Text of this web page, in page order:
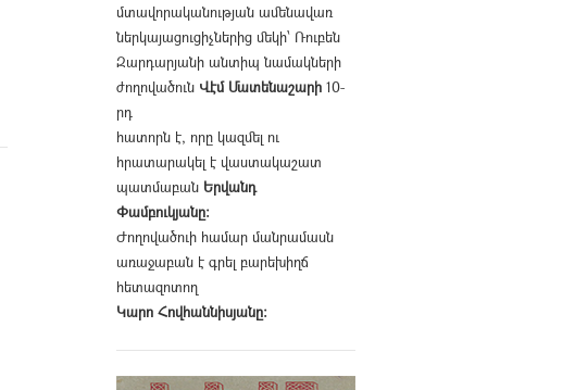
մտավորականության ամենավառ
ներկայացուցիչներից մեկի՝ Ռուբեն
Զարդարյանի անտիպ նամակների
ժողովածուն Վէմ Մատենաշարի 10-
րդ
հատորն է, որը կազմել ու
հրատարակել է վաստակաշատ
պատմաբան Երվանդ
Փամբուկյանը։
Ժողովածուի համար մանրամասն
առաջաբան է գրել բարեխիղճ
հետազոտող
Կարո Հովհաննիսյանը։